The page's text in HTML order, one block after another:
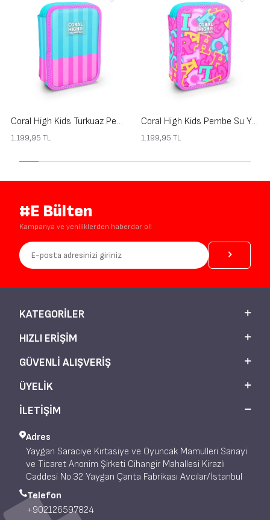
Coral High Kids Turkuaz Pembe Çizgili Desenli Çift Katlı Kalem Çanta 31120
1.199,95 TL
Coral High Kids Pembe Su Yeşili Harf Desenli Çift Katlı Kalem Çanta 31112
1.199,95 TL
#E Bülten
Kampanya ve yeniliklerden haberdar ol!
KATEGORILER
HIZLI ERIŞIM
GÜVENLI ALIŞVERIŞ
ÜYELIK
İLETİŞİM
Adres
Yaygan Saraciye Kırtasiye ve Oyuncak Mamulleri Sanayi
ve Ticaret Anonim Şirketi Cihangir Mahallesi Kirazlı
Caddesi No:32 Yaygan Çanta Fabrikası Avcılar/İstanbul
Telefon
+902126597824